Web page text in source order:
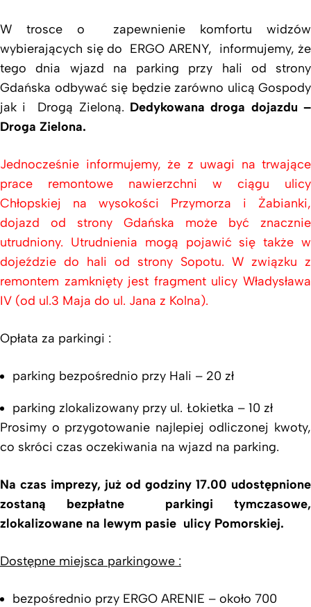
W trosce o zapewnienie komfortu widzów
wybierających się do ERGO ARENY, informujemy, że
tego dnia wjazd na parking przy hali od strony
Gdańska odbywać się będzie zarówno ulicą Gospody
jak i Drogą Zieloną. Dedykowana droga dojazdu –
Droga Zielona.
Jednocześnie informujemy, że z uwagi na trwające
prace remontowe nawierzchni w ciągu ulicy
Chłopskiej na wysokości Przymorza i Żabianki,
dojazd od strony Gdańska może być znacznie
utrudniony. Utrudnienia mogą pojawić się także w
dojeździe do hali od strony Sopotu. W związku z
remontem zamknięty jest fragment ulicy Władysława
IV (od ul.3 Maja do ul. Jana z Kolna).
Opłata za parkingi :
parking bezpośrednio przy Hali – 20 zł
parking zlokalizowany przy ul. Łokietka – 10 zł
Prosimy o przygotowanie najlepiej odliczonej kwoty,
co skróci czas oczekiwania na wjazd na parking.
Na czas imprezy, już od godziny 17.00 udostępnione
zostaną bezpłatne parkingi tymczasowe,
zlokalizowane na lewym pasie ulicy Pomorskiej.
Dostępne miejsca parkingowe :
bezpośrednio przy ERGO ARENIE – około 700